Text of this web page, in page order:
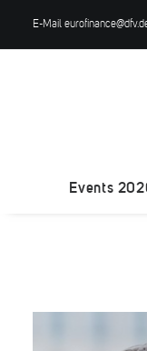
E-Mail
Events